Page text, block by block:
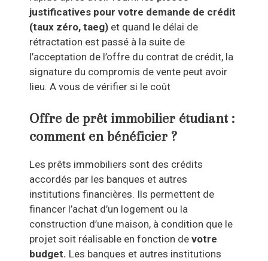
justificatives pour votre demande de crédit
(taux zéro, taeg) et quand le délai de
rétractation est passé à la suite de
l’acceptation de l’offre du contrat de crédit, la
signature du compromis de vente peut avoir
lieu. A vous de vérifier si le coût
Offre de prêt immobilier étudiant :
comment en bénéficier ?
Les prêts immobiliers sont des crédits
accordés par les banques et autres
institutions financières. Ils permettent de
financer l’achat d’un logement ou la
construction d’une maison, à condition que le
projet soit réalisable en fonction de votre
budget. Les banques et autres institutions